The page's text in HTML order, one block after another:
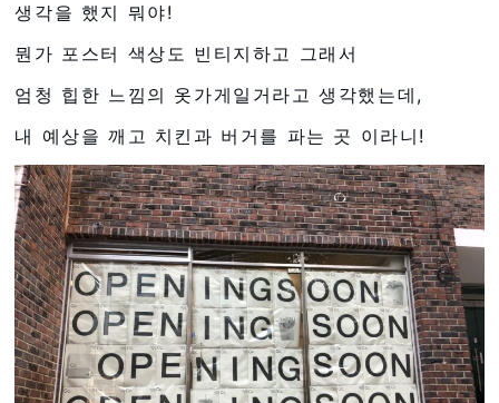
생각을 했지 뭐야!
뭔가 포스터 색상도 빈티지하고 그래서
엄청 힙한 느낌의 옷가게일거라고 생각했는데,
내 예상을 깨고 치킨과 버거를 파는 곳 이라니!